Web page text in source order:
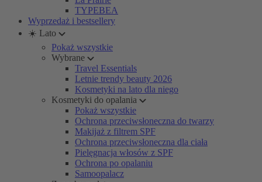
TYPEBEA
Wyprzedaż i bestsellery
☀️ Lato
Pokaż wszystkie
Wybrane
Travel Essentials
Letnie trendy beauty 2026
Kosmetyki na lato dla niego
Kosmetyki do opalania
Pokaż wszystkie
Ochrona przeciwsłoneczna do twarzy
Makijaż z filtrem SPF
Ochrona przeciwsłoneczna dla ciała
Pielęgnacja włosów z SPF
Ochrona po opalaniu
Samoopalacz